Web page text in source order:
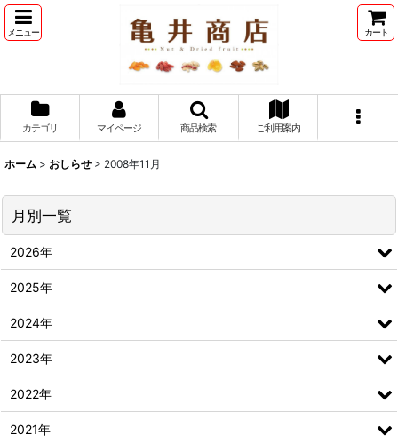
メニュー カート
カテゴリ マイページ 商品検索 ご利用案内
ホーム > おしらせ > 2008年11月
月別一覧
2026年
2025年
2024年
2023年
2022年
2021年